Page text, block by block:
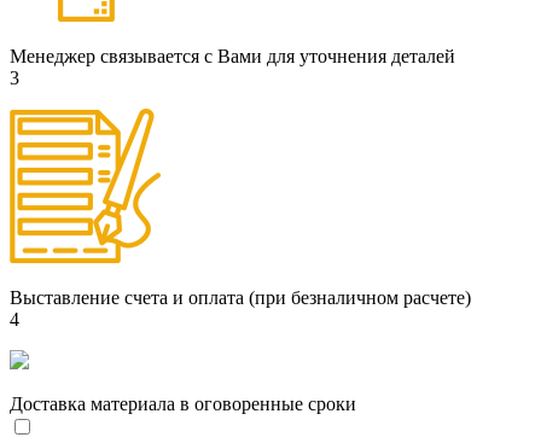
Менеджер связывается с Вами для уточнения деталей
3
Выставление счета и оплата (при безналичном расчете)
4
Доставка материала в оговоренные сроки